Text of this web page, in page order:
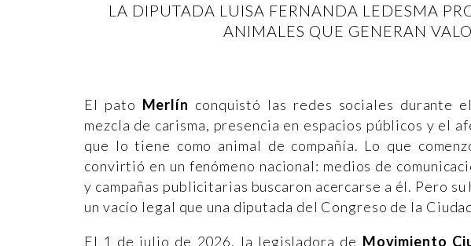
LA DIPUTADA LUISA FERNANDA LEDESMA
ANIMALES QUE GENERAN
El pato Merlín conquistó las redes sociales durante el
mezcla de carisma, presencia en espacios públicos y el
que lo tiene como animal de compañía. Lo que
convirtió en un fenómeno nacional: medios de
y campañas publicitarias buscaron acercarse a él. Pero
un vacío legal que una diputada del Congreso de la
El 1 de julio de 2026, la legisladora de Movimiento